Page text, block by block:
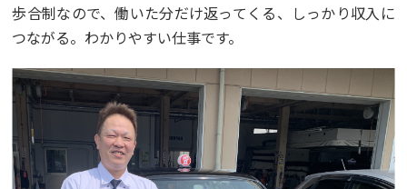
歩合制なので、働いた分だけ返ってくる、しっかり収入に
つながる。わかりやすい仕事です。